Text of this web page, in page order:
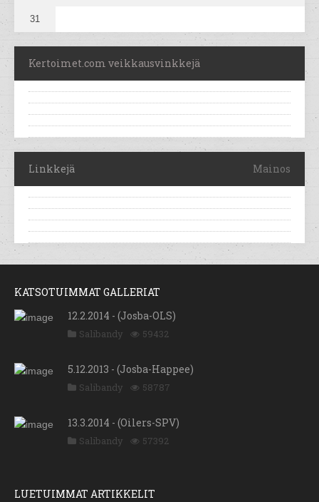
31
Kertoimet.com veikkausvinkkejä
Linkkejä Mainos
KATSOTUIMMAT GALLERIAT
12.2.2014 - (Josba-OLS)
Salibandy 59432
5.12.2013 - (Josba-Happee)
Salibandy 58787
13.3.2014 - (Oilers-SPV)
Salibandy 57392
LUETUIMMAT ARTIKKELIT